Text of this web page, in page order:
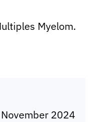
Myelom.
2024